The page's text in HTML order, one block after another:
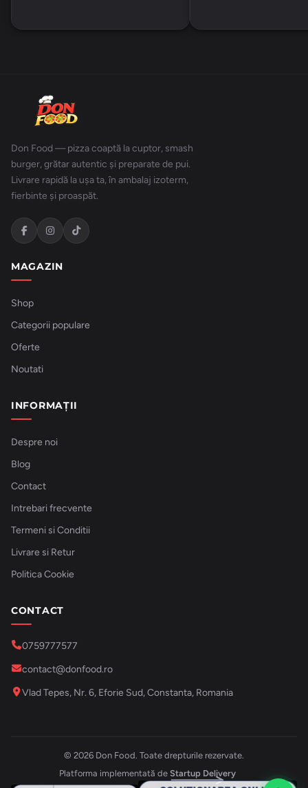
Don Food — pizza coaptă la cuptor, smash
burger, grătar autentic și preparate de pui.
Livrare rapidă la ușa ta, în ambalaj izoterm,
fierbinte și proaspăt.
MAGAZIN
Shop
Categorii populare
Oferte
Noutati
INFORMAȚII
Despre noi
Blog
Contact
Intrebari frecvente
Termeni si Conditii
Livrare si Retur
Politica Cookie
CONTACT
0759777577
contact@donfood.ro
Vlad Tepes, Nr. 6, Eforie Sud, Constanta, Romania
© 2026 Don Food. Toate drepturile rezervate.
Platforma implementată de Startup Delivery